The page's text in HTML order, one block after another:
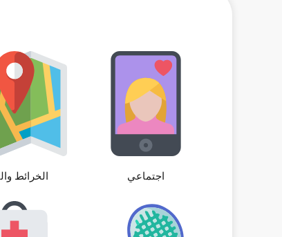
الخرائط اجتماعي